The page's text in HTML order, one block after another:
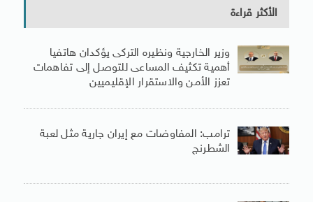
الأكثر قراءة
وزير الخارجية ونظيره التركى يؤكدان هاتفيا
أهمية تكثيف المساعى للتوصل إلى تفاهمات
تعزز الأمن والاستقرار الإقليميين
ترامب: المفاوضات مع إيران جارية مثل لعبة
الشطرنج